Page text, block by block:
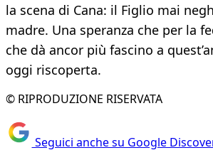
la scena di Cana: il Figlio mai
madre. Una speranza che per la
che dà ancor più fascino a
oggi riscoperta.
© RIPRODUZIONE RISERVATA
Seguici anche su Google